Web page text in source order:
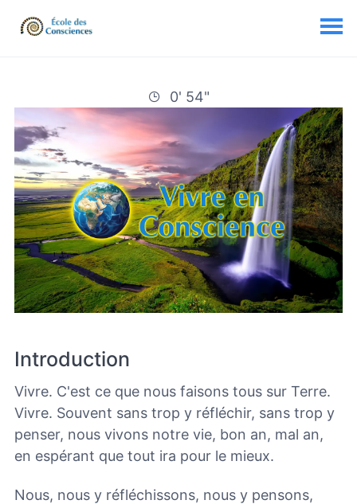
0' 54"
Introduction
Vivre. C'est ce que nous faisons tous sur Terre.
Vivre. Souvent sans trop y réfléchir, sans trop y
penser, nous vivons notre vie, bon an, mal an,
en espérant que tout ira pour le mieux.
Nous, nous y réfléchissons, nous y pensons,